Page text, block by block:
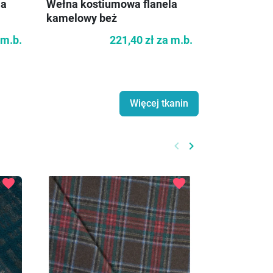
Wełna kostiumowa flanela
kamelowy beż
221,40 złza m.b.
Więcej tkanin
Poprzedni
keyboard_arrow_left Następny
keyboard_arrow_right
favorite favorite